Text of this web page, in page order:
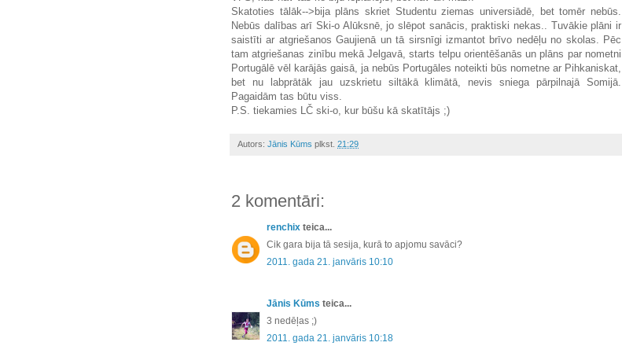
Skatoties tālāk-->bija plāns skriet Studentu ziemas universiādē, bet tomēr nebūs.
Nebūs dalības arī Ski-o Alūksnē, jo slēpot sanācis, praktiski nekas.. Tuvākie plāni ir
saistīti ar atgriešanos Gaujienā un tā sirsnīgi izmantot brīvo nedēļu no skolas. Pēc
tam atgriešanas zinību mekā Jelgavā, starts telpu orientēšanās un plāns par nometni
Portugālē vēl karājās gaisā, ja nebūs Portugāles noteikti būs nometne ar Pihkaniskat,
bet nu labprātāk jau uzskrietu siltākā klimātā, nevis sniega pārpilnajā Somijā.
Pagaidām tas būtu viss.
P.S. tiekamies LČ ski-o, kur būšu kā skatītājs ;)
Autors: Jānis Kūms plkst. 21:29
2 komentāri:
renchix teica...
Cik gara bija tā sesija, kurā to apjomu savāci?
2011. gada 21. janvāris 10:10
Jānis Kūms teica...
3 nedēļas ;)
2011. gada 21. janvāris 10:18